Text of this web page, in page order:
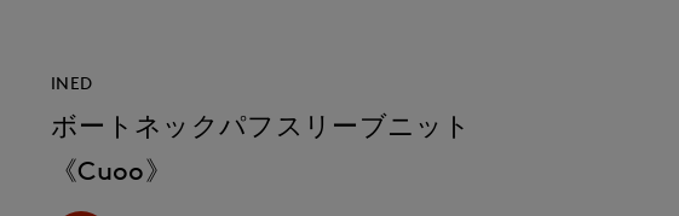
INED
ボートネックパフスリーブニット
《Cuoo》